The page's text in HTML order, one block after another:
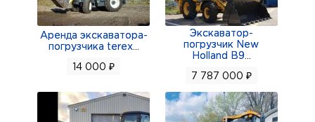
Аренда экскаватора-
погрузчика terex...
14 000 ₽
Экскаватор-
погрузчик New
Holland B9
7 787 000 ₽